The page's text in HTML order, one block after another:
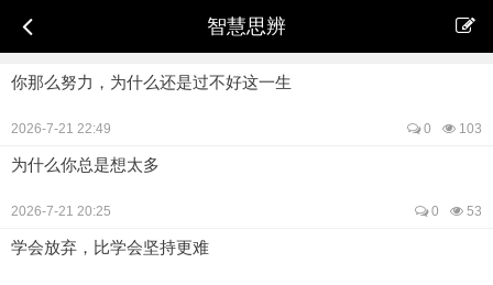
智慧思辨
你那么努力，为什么还是过不好这一生
2026-7-21 22:49 0 103
为什么你总是想太多
2026-7-21 20:25 0 53
学会放弃，比学会坚持更难